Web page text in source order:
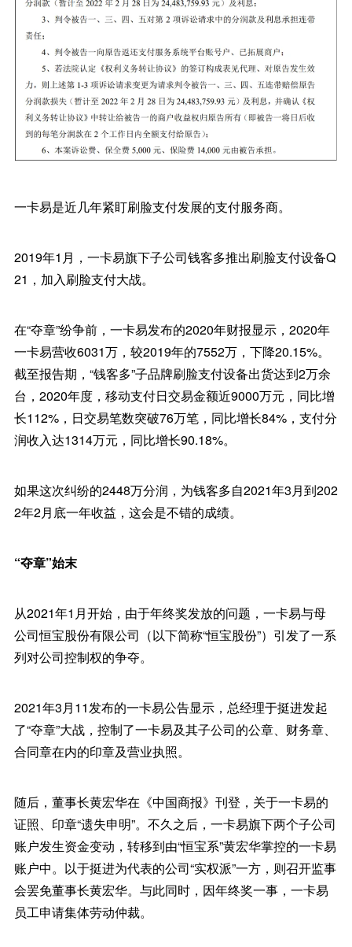
一卡易是近几年紧盯刷脸支付发展的支付服务商。
2019年1月，一卡易旗下子公司钱客多推出刷脸支付设备Q
21，加入刷脸支付大战。
在“夺章”纷争前，一卡易发布的2020年财报显示，2020年
一卡易营收6031万，较2019年的7552万，下降20.15%。
截至报告期，“钱客多”子品牌刷脸支付设备出货达到2万余
台，2020年度，移动支付日交易金额近9000万元，同比增
长112%，日交易笔数突破76万笔，同比增长84%，支付分
润收入达1314万元，同比增长90.18%。
如果这次纠纷的2448万分润，为钱客多自2021年3月到202
2年2月底一年收益，这会是不错的成绩。
“夺章”始末
从2021年1月开始，由于年终奖发放的问题，一卡易与母
公司恒宝股份有限公司（以下简称“恒宝股份”）引发了一系
列对公司控制权的争夺。
2021年3月11发布的一卡易公告显示，总经理于挺进发起
了“夺章”大战，控制了一卡易及其子公司的公章、财务章、
合同章在内的印章及营业执照。
随后，董事长黄宏华在《中国商报》刊登，关于一卡易的
证照、印章“遗失申明”。不久之后，一卡易旗下两个子公司
账户发生资金变动，转移到由“恒宝系”黄宏华掌控的一卡易
账户中。以于挺进为代表的公司“实权派”一方，则召开监事
会罢免董事长黄宏华。与此同时，因年终奖一事，一卡易
员工申请集体劳动仲裁。